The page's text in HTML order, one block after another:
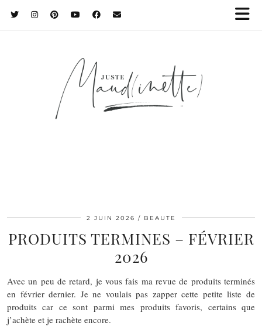
2 JUIN 2026 BEAUTE
PRODUITS TERMINES – FÉVRIER
2026
Avec un peu de retard, je vous fais ma revue de produits terminés
en février dernier. Je ne voulais pas zapper cette petite liste de
produits car ce sont parmi mes produits favoris, certains que
j’achète et je rachète encore.